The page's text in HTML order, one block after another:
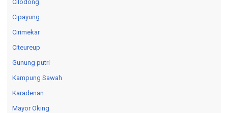
Cilodong
Cipayung
Cirimekar
Citeureup
Gunung putri
Kampung Sawah
Karadenan
Mayor Oking